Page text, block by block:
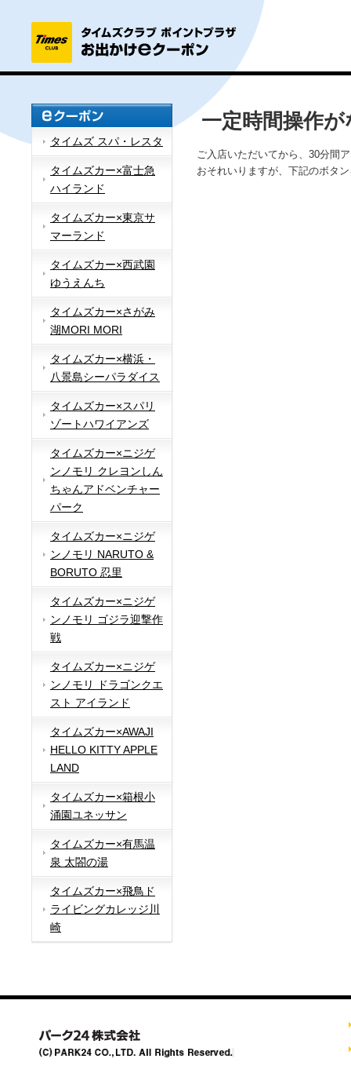
タイムズ スパ・レスタ
タイムズカー×富士急
ハイランド
タイムズカー×東京サ
マーランド
タイムズカー×西武園
ゆうえんち
タイムズカー×さがみ
湖MORI MORI
タイムズカー×横浜・
八景島シーパラダイス
タイムズカー×スパリ
ゾートハワイアンズ
タイムズカー×ニジゲ
ンノモリ クレヨンしん
ちゃんアドベンチャー
パーク
タイムズカー×ニジゲ
ンノモリ NARUTO &
BORUTO 忍里
タイムズカー×ニジゲ
ンノモリ ゴジラ迎撃作
戦
タイムズカー×ニジゲ
ンノモリ ドラゴンクエ
スト アイランド
タイムズカー×AWAJI
HELLO KITTY APPLE
LAND
タイムズカー×箱根小
涌園ユネッサン
タイムズカー×有馬温
泉 太閤の湯
タイムズカー×飛鳥ド
ライビングカレッジ川
崎
一定時間操作
ご入店いただいてから、30分間
おそれいりますが、下記のボタ